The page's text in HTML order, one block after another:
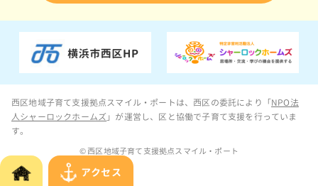
アクセス
西区地域子育て支援拠点スマイル・ポートは、西区の委託により「NPO法
人シャーロックホームズ 」が運営し、区と協働で子育て支援を行っていま
す。
© 西区地域子育て支援拠点スマイル・ポート